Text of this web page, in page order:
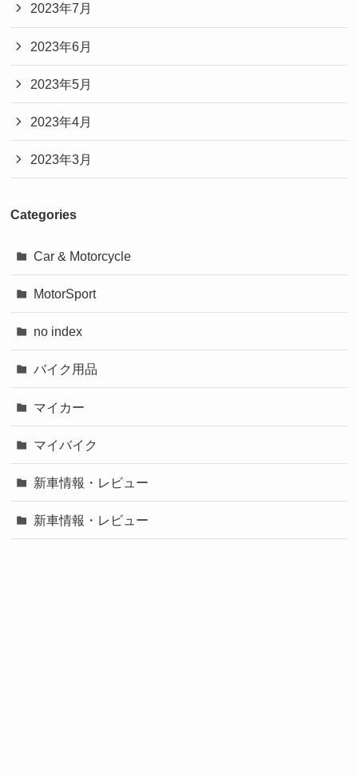
2023年7月
2023年6月
2023年5月
2023年4月
2023年3月
Categories
Car & Motorcycle
MotorSport
no index
バイク用品
マイカー
マイバイク
新車情報・レビュー
新車情報・レビュー